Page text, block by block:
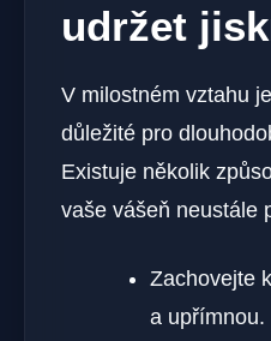
udržet
V milostném vztahu
důležité pro
Existuje několik
vaše vášeň neustále
Zachovejte
a upřímnou.